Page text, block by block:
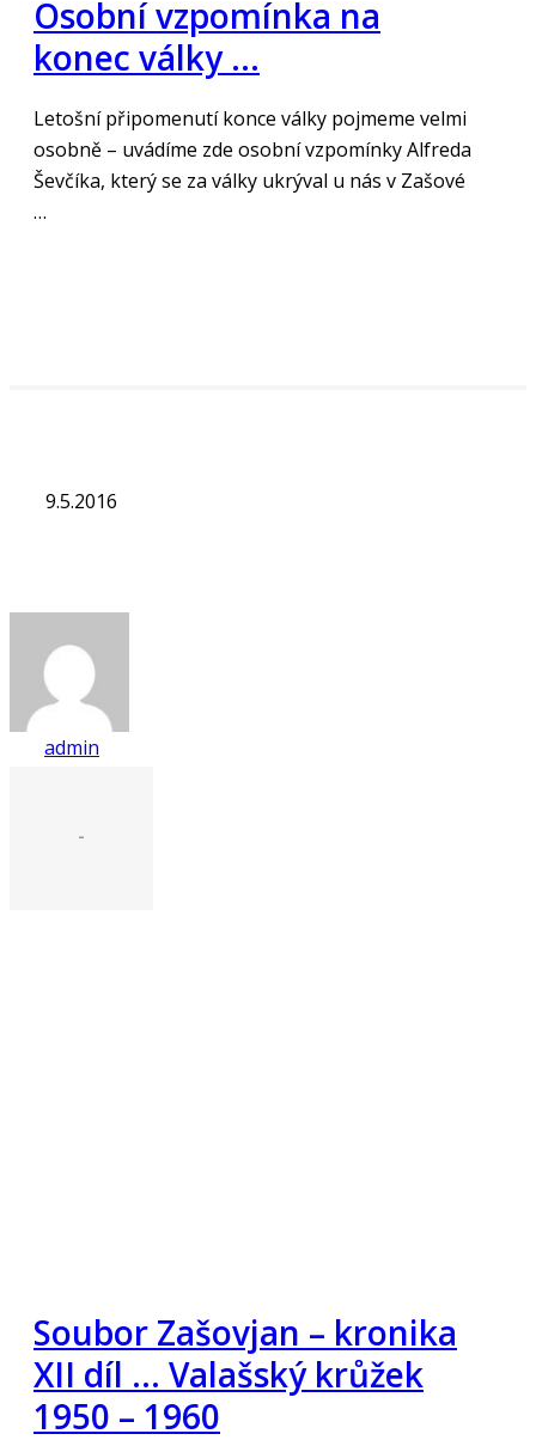
Osobní vzpomínka na
konec války …
Letošní připomenutí konce války pojmeme velmi
osobně – uvádíme zde osobní vzpomínky Alfreda
Ševčíka, který se za války ukrýval u nás v Zašové
…
9.5.2016
admin
-
Soubor Zašovjan – kronika
XII díl … Valašský krůžek
1950 – 1960